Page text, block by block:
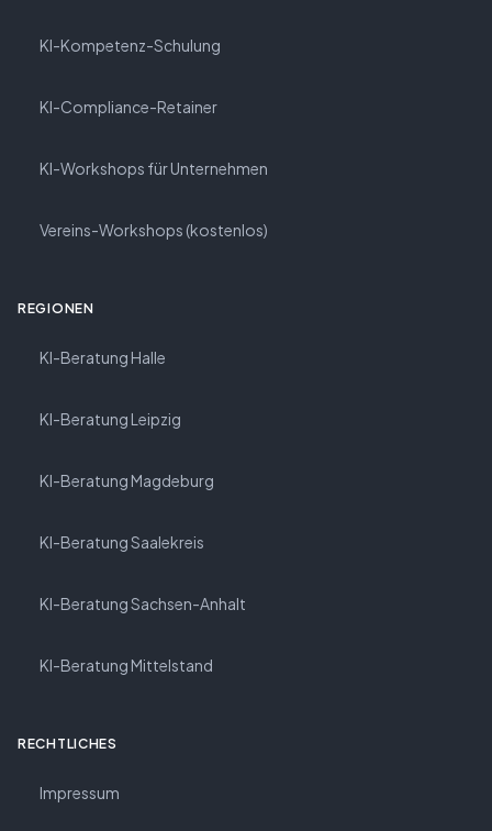
KI-Kompetenz-Schulung
KI-Compliance-Retainer
KI-Workshops für Unternehmen
Vereins-Workshops (kostenlos)
REGIONEN
KI-Beratung Halle
KI-Beratung Leipzig
KI-Beratung Magdeburg
KI-Beratung Saalekreis
KI-Beratung Sachsen-Anhalt
KI-Beratung Mittelstand
RECHTLICHES
Impressum